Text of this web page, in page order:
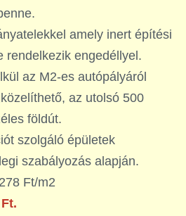
amely inert építési
rendelkezik engedéllyel.
az M2-es autópályáról
az utolsó 500
földút.
szolgáló épületek
szabályozás alapján.
Ft/m2